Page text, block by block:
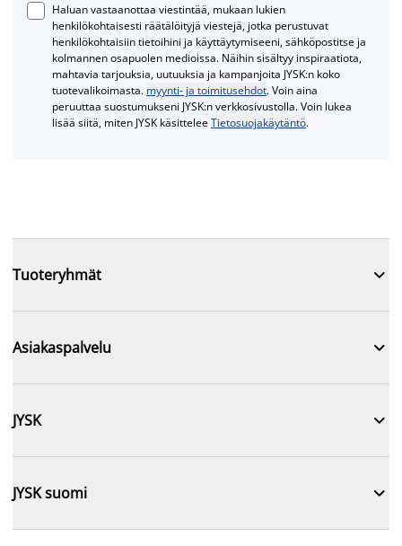
Haluan vastaanottaa viestintää, mukaan lukien
henkilökohtaisesti räätälöityjä viestejä, jotka perustuvat
henkilökohtaisiin tietoihini ja käyttäytymiseeni, sähköpostitse ja
kolmannen osapuolen medioissa. Näihin sisältyy inspiraatiota,
mahtavia tarjouksia, uutuuksia ja kampanjoita JYSK:n koko
tuotevalikoimasta. myynti- ja toimitusehdot. Voin aina
peruuttaa suostumukseni JYSK:n verkkosivustolla. Voin lukea
lisää siitä, miten JYSK käsitteleeTietosuojakäytäntö.
Tuoteryhmät 
Asiakaspalvelu 
JYSK 
JYSK suomi 